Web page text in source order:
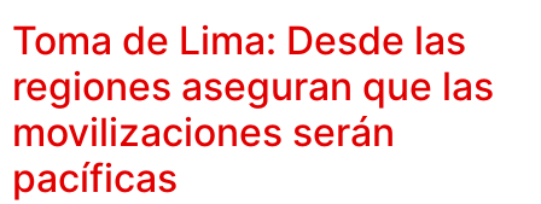
Toma de Lima: Desde las
regiones aseguran que las
movilizaciones serán
pacíficas